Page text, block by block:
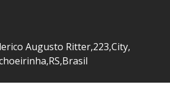
Augusto Ritter,223,City,
,RS,Brasil